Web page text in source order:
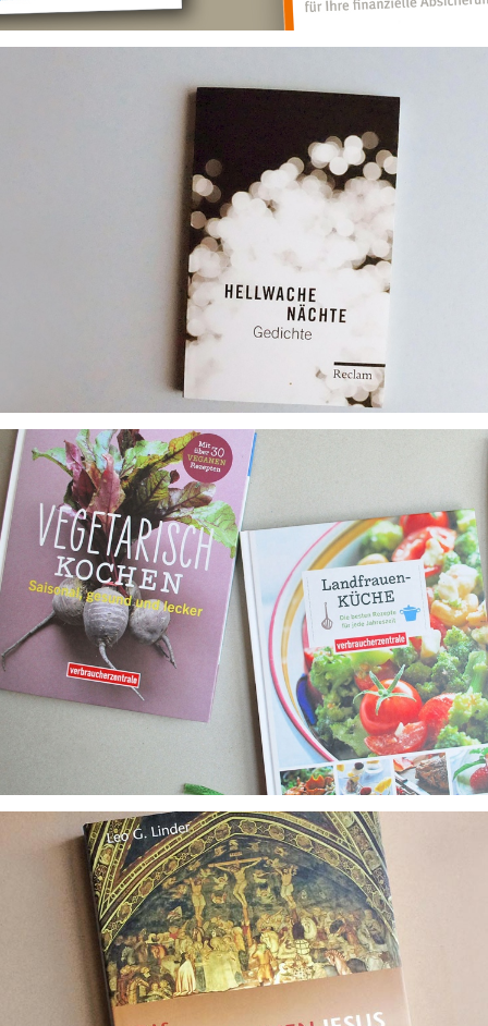
Die Schönheit der Sprache und die
Klarheit des Gedankens
Lyrik-Editionen
Lesen macht hungrig
Kochbücher
Keine Angst vor großen Projekten